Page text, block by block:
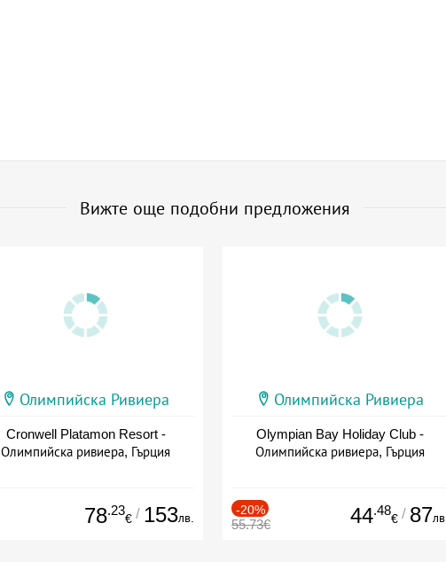
Вижте още подобни предложения
Олимпийска Ривиера
Cronwell Platamon Resort -
Олимпийска ривиера, Гърция
78.23
€ / 153лв.
Олимпийска Ривиера
Olympian Bay Holiday Club -
Олимпийска ривиера, Гърция
-20%
55.73€ 44.48
€ / 87лв.